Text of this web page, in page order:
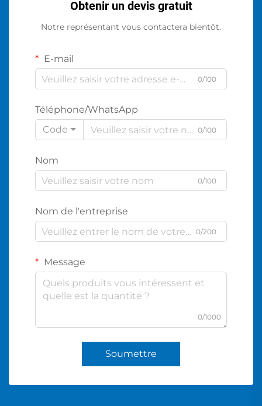
Obtenir un devis gratuit
Notre représentant vous contactera bientôt.
E-mail
0/100
Téléphone/WhatsApp
Code
0/100
Nom
0/100
Nom de l'entreprise
0/200
Message
0/1000
Soumettre